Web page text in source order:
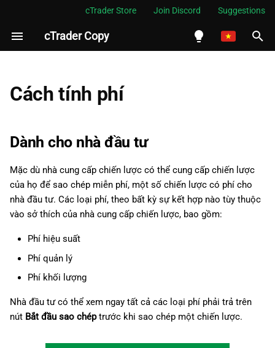
cTrader Store Join Discord Suggestions
cTrader Copy
Melayu
ไทย
Tiếng Việt
I
l
z
s
Dành cho nhà đầu tư
Phí quản lý
Phí khối lượng
Nhật ký phí
Đối với nhà cung cấp chiến
Thời gian và điều kiện thanh
Cách tính phí
Dành cho nhà đầu tư
Mặc dù nhà cung cấp chiến lược có thể cung cấp chiến lược
của họ để sao chép miễn phí, một số chiến lược có phí cho
nhà đầu tư. Các loại phí, theo bất kỳ sự kết hợp nào tùy thuộc
vào sở thích của nhà cung cấp chiến lược, bao gồm:
Phí hiệu suất
Phí quản lý
Phí khối lượng
Nhà đầu tư có thể xem ngay tất cả các loại phí phải trả trên
nút Bắt đầu sao chéptrước khi sao chép một chiến lược.